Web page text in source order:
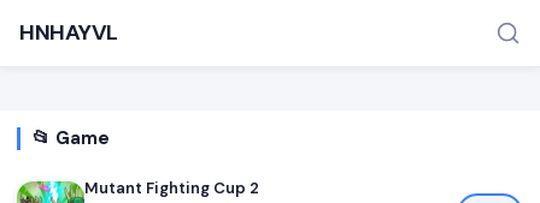
HNHAYVL
📂 Game
Mutant Fighting Cup 2